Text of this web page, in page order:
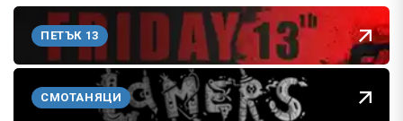
ПЕТЪК 13
СМОТАНЯЦИ